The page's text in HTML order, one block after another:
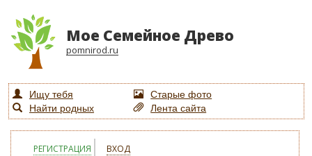
Мое Семейное Древо
pomnirod.ru
Ищу тебя
Старые фото
Найти родных
Лента сайта
РЕГИСТРАЦИЯ ВХОД